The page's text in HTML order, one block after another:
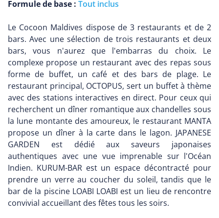
Formule de base : Tout inclus
Le Cocoon Maldives dispose de 3 restaurants et de 2
bars. Avec une sélection de trois restaurants et deux
bars, vous n'aurez que l'embarras du choix. Le
complexe propose un restaurant avec des repas sous
forme de buffet, un café et des bars de plage. Le
restaurant principal, OCTOPUS, sert un buffet à thème
avec des stations interactives en direct. Pour ceux qui
recherchent un dîner romantique aux chandelles sous
la lune montante des amoureux, le restaurant MANTA
propose un dîner à la carte dans le lagon. JAPANESE
GARDEN est dédié aux saveurs japonaises
authentiques avec une vue imprenable sur l'Océan
Indien. KURUM-BAR est un espace décontracté pour
prendre un verre au coucher du soleil, tandis que le
bar de la piscine LOABI LOABI est un lieu de rencontre
convivial accueillant des fêtes tous les soirs.